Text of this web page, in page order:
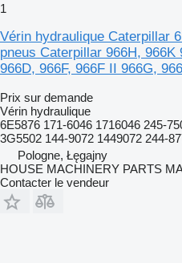
1
Vérin hydraulique Caterpillar
pneus Caterpillar 966H, 966K
966D, 966F, 966F II 966G, 966
Prix sur demande
Vérin hydraulique
6E5876 171-6046 1716046 245-
3G5502 144-9072 1449072 244-
Pologne, Łęgajny
HOUSE MACHINERY PARTS
Contacter le vendeur